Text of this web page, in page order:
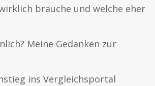
brauche und welche eher
Meine Gedanken zur
ins Vergleichsportal